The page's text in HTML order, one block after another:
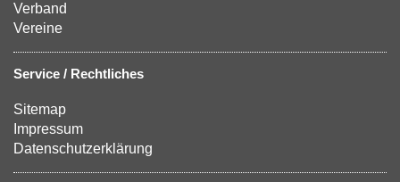
Verband
Vereine
Service / Rechtliches
Sitemap
Impressum
Datenschutzerklärung